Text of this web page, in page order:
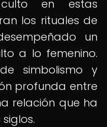
en estas
los rituales de
un
a lo femenino.
simbolismo y
profunda entre
relación que ha